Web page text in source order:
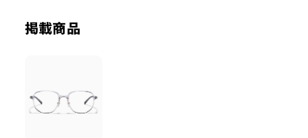
「ニンゲンの肌ならではの多少の黄色と
立体感の要因は形状にもあります:)
「ニンゲンの姿にはそうない多角形」は
掲載商品